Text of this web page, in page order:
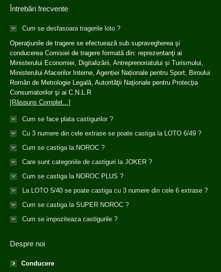
Întrebări frecvente
Cum se desfasoara tragerile loto ?
Operaţiunile de tragere se efectuează sub supravegherea şi
conducerea Comisiei de tragere formată din: reprezentanţi ai
Ministerului Economiei, Digitalizării, Antreprenoriatului și Turismului,
Ministerului Afacerilor Interne, Agenției Naționale pentru Sport, Biroului
Român de Metrologie Legală, Autorităţii Naţionale pentru Protecţia
Consumatorilor şi ai C.N.L.R
[Răspuns Complet...]
Cum se face plata castigurilor ?
Cu 3 numere din cele extrase se poate castiga la LOTO 6/49 ?
Cum se castiga la NOROC ?
Care sunt categoriile de castiguri la JOKER ?
Cum se castiga la NOROC PLUS ?
La LOTO 5/40 se poate castiga cu 3 numere din cele 6 extrase ?
Cum se castiga la SUPER NOROC ?
Cum se impoziteaza castigurile ?
Despre noi
Conducere